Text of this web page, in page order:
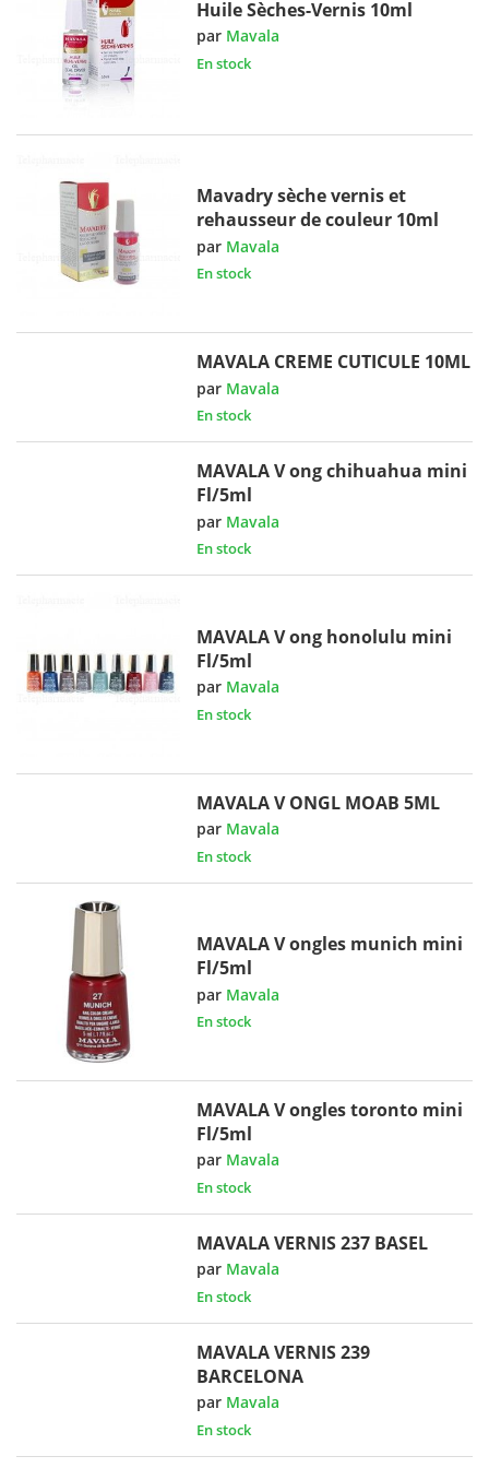
Huile Sèches-Vernis 10ml
par Mavala
En stock
Mavadry sèche vernis et
rehausseur de couleur 10ml
par Mavala
En stock
MAVALA CREME CUTICULE 10ML
par Mavala
En stock
MAVALA V ong chihuahua mini
Fl/5ml
par Mavala
En stock
MAVALA V ong honolulu mini
Fl/5ml
par Mavala
En stock
MAVALA V ONGL MOAB 5ML
par Mavala
En stock
MAVALA V ongles munich mini
Fl/5ml
par Mavala
En stock
MAVALA V ongles toronto mini
Fl/5ml
par Mavala
En stock
MAVALA VERNIS 237 BASEL
par Mavala
En stock
MAVALA VERNIS 239
BARCELONA
par Mavala
En stock